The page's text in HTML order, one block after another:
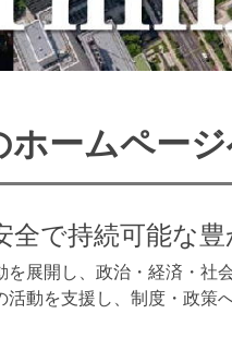
ームページ
全で持続可能な
を展開し、政治・経済・
動を支援し、制度・政策